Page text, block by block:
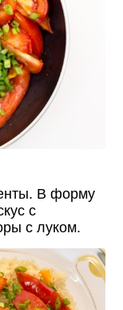
В форму
с
с луком.